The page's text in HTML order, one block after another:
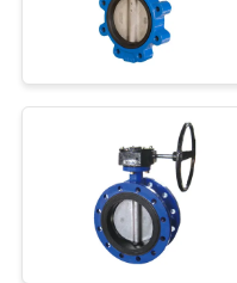
NEUIGKEITEN
BITTE UM
ANGEBOT
SITEMAP